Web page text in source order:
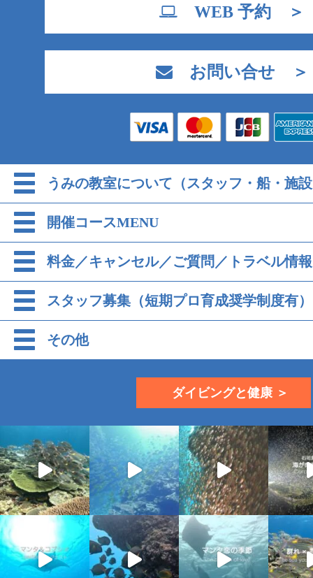
WEB 予約 ＞
お問い合せ ＞
うみの教室について（スタッフ・船・施
開催コースMENU
料金／キャンセル／ご質問／トラベル情報
スタッフ募集（短期プロ育成奨学制度有）
その他
ダイビングと健康 ＞